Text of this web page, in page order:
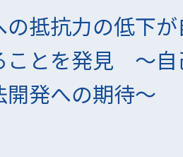
の抵抗力の低下
ことを発見 〜自
発への期待〜